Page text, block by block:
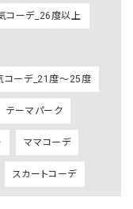
コーデ_26度以上
コーデ_21度～25度
テーマパーク
ママコーデ
スカートコーデ